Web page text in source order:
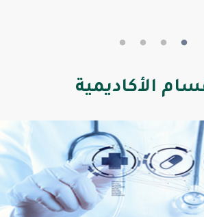
الأكاديمية